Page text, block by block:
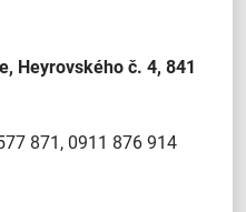
Heyrovského č. 4, 841
871, 0911 876 914